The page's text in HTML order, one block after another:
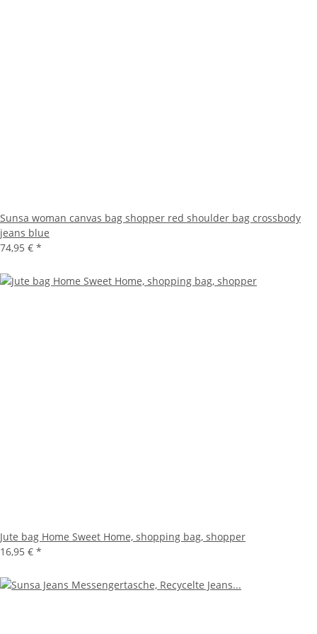
Sunsa woman canvas bag shopper red shoulder bag crossbody
jeans blue
74,95 € *
Jute bag Home Sweet Home, shopping bag, shopper
16,95 € *